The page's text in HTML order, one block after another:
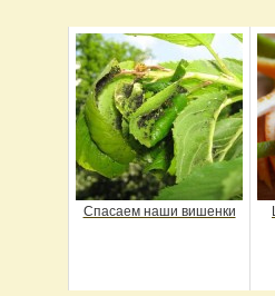
Спасаем наши вишенки